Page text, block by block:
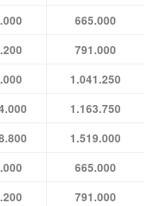
665.000
791.000
1.041.250
1.163.750
1.519.000
665.000
791.000